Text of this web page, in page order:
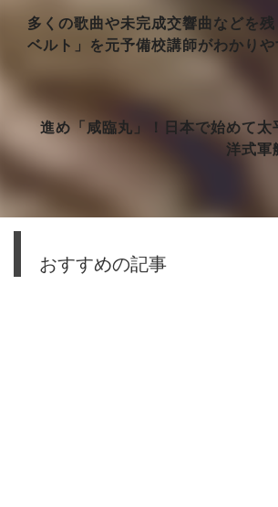
多くの歌曲や未完成交響曲などを
ベルト」を元予備校講師がわかり
進め「咸臨丸」！日本で始めて太
洋式軍
おすすめの記事